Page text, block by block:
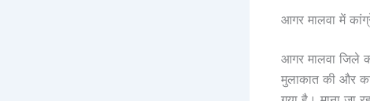
आगर मालवा में
आगर मालवा जिले
मुलाकात की और